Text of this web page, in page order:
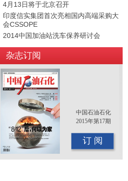
4月13日将于北京召开
印度信实集团首次亮相国内高端采购大
会CSSOPE
2014中国加油站洗车保养研讨会
2015年（第十二届）中国国际油品行业
年终大会即将召开
杂志订阅
中国石油石化
2015年第17期
订 阅